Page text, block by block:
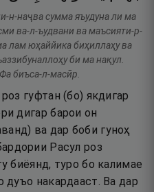
н-наҷва сумма яъудуна ли ма
ва-л-ъудвани ва маъсияти-р-
лам юҳаййика биҳиллаҳу ва
би ма нақул.
биъса-л-масӣр.
гуфтан (бо) якдигар
дигар барои он
ва дар боби гуноҳ
Расул роз
биёянд, туро бо калимае
дуъо накардааст. Ва дар